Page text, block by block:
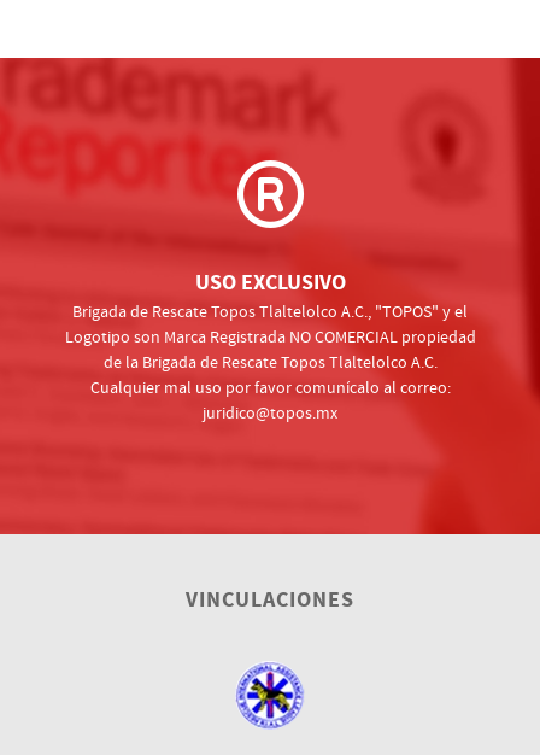
USO EXCLUSIVO
Brigada de Rescate Topos Tlaltelolco A.C., "TOPOS" y el
Logotipo son Marca Registrada NO COMERCIAL propiedad
de la Brigada de Rescate Topos Tlaltelolco A.C.
Cualquier mal uso por favor comunícalo al correo:
juridico@topos.mx
VINCULACIONES